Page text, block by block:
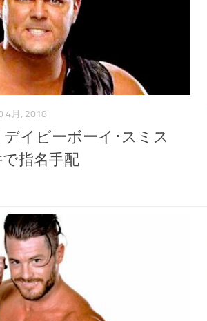
4月, 2018
イビーボーイ･スミス
指名手配